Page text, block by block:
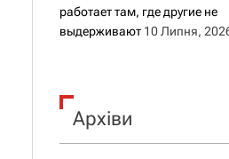
работает там, где другие не
выдерживают 10 Липня,
Архіви